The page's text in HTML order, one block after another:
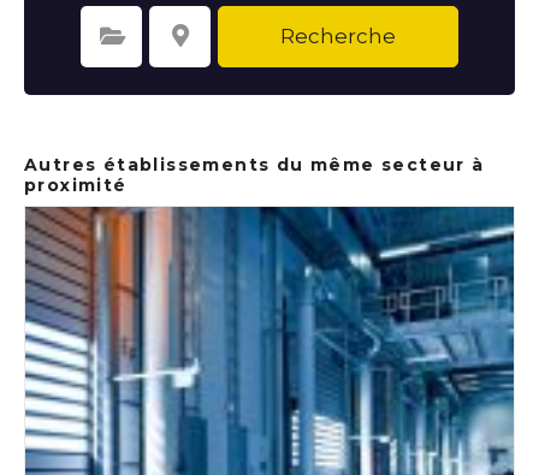
Sélectionnez une catégorie Sélectionnez le lieu Recherche
Autres établissements du même secteur à
proximité